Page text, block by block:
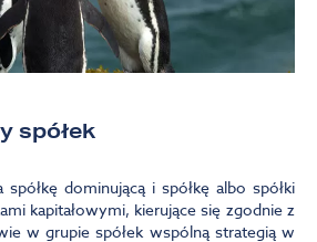
spółek
spółkę dominującą i spółkę albo spółki
kapitałowymi, kierujące się zgodnie z
w grupie spółek wspólną strategią w